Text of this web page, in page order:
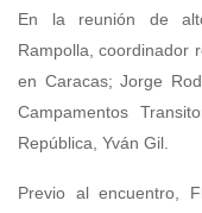
En la reunión de
Rampolla, coordinador
en Caracas; Jorge
Campamentos
República, Yván Gil.
Previo al encuentro,